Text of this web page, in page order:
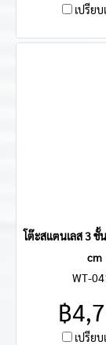
เปรีย
โต๊ะสแตนเลส 3 ชั้
cm
WT-
฿
เปรีย